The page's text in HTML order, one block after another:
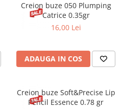
Creion buze 050 Plumping
Catrice 0.35gr
16,00 Lei
ADAUGA IN COS
Creion buze Soft&Precise Lip
Pencil Essence 0.78 gr